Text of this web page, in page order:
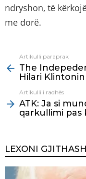
ndryshon, të
me dorë.
more
Artikulli paraprak
The
Hilari
Artikulli i radhës
ATK: Ja si
qarkullimi pas
LEXONI